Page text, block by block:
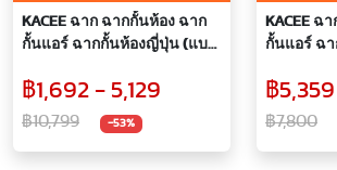
KACEE ฉาก ฉากกั้นห้อง ฉาก
กั้นแอร์ ฉากกั้นห้องญี่ปุ่น (แบบ
กระจกลายใบไผ่ (พรีออเดอร์ 7
วัน)
฿1,692 - 5,129
฿10,799 -53%
KACEE ฉ
กั้นแอร์ ฉ
กระจกลาย
วัน)
฿5,359
฿7,800